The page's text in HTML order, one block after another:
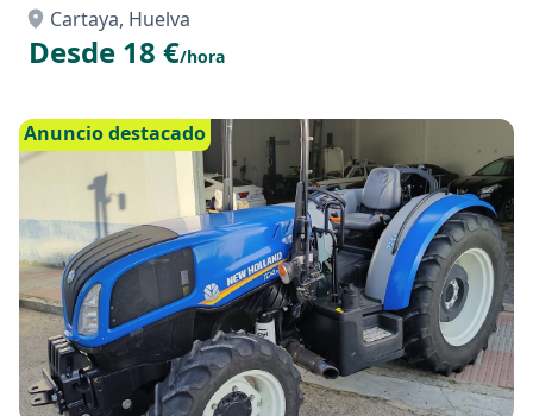
Cartaya, Huelva
Desde 18 €/hora
Anuncio destacado